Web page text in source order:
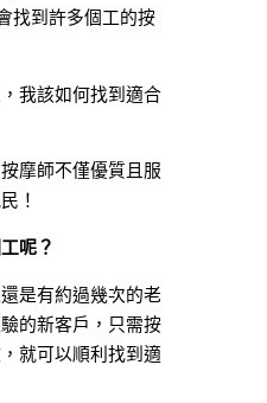
找到許多個工的按
我該如何找到適合
摩師不僅優質且服
！
呢？
是有約過幾次的老
的新客戶，只需按
就可以順利找到適